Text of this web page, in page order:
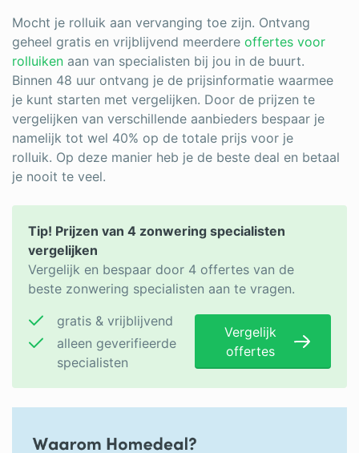
Mocht je rolluik aan vervanging toe zijn. Ontvang
geheel gratis en vrijblijvend meerdere offertes voor
rolluiken aan van specialisten bij jou in de buurt.
Binnen 48 uur ontvang je de prijsinformatie waarmee
je kunt starten met vergelijken. Door de prijzen te
vergelijken van verschillende aanbieders bespaar je
namelijk tot wel 40% op de totale prijs voor je
rolluik. Op deze manier heb je de beste deal en betaal
je nooit te veel.
Tip! Prijzen van 4 zonwering specialisten
vergelijken
Vergelijk en bespaar door 4 offertes van de
beste zonwering specialisten aan te vragen.
gratis & vrijblijvend
alleen geverifieerde
specialisten
Vergelijk
offertes